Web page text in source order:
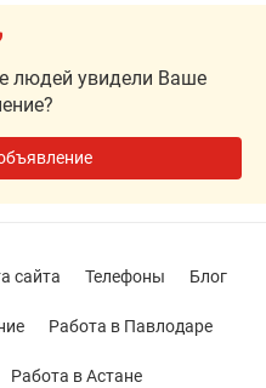
людей увидели Ваше
сайта Телефоны Блог
Работа в Павлодаре
Работа в Астане